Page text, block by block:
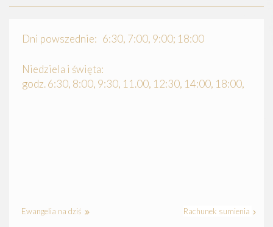
Dni powszednie: 6:30, 7:00, 9:00; 18:00
Niedziela i święta:
godz. 6:30, 8:00, 9:30, 11.00, 12:30, 14:00, 18:00,
Ewangelia na dziś Rachunek sumienia